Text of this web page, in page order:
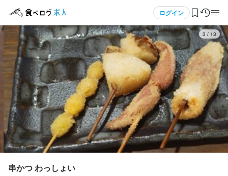
ログイン
ログイン・無料会員登録
食べログ求人TOP
求人検索
マイページ管理
3 / 13
串かつ わっしょい
アルバイト・パート 串かつ わっしょい
ホールスタッフ・サービススタッフ
ホールスタッフ・サービススタッフ
時給1,116円〜
昇給あり 交通費支給 給与手渡しOK
勤務時間
17:00〜22:00(シフト制、週1日〜OK）
応募画面へ進む